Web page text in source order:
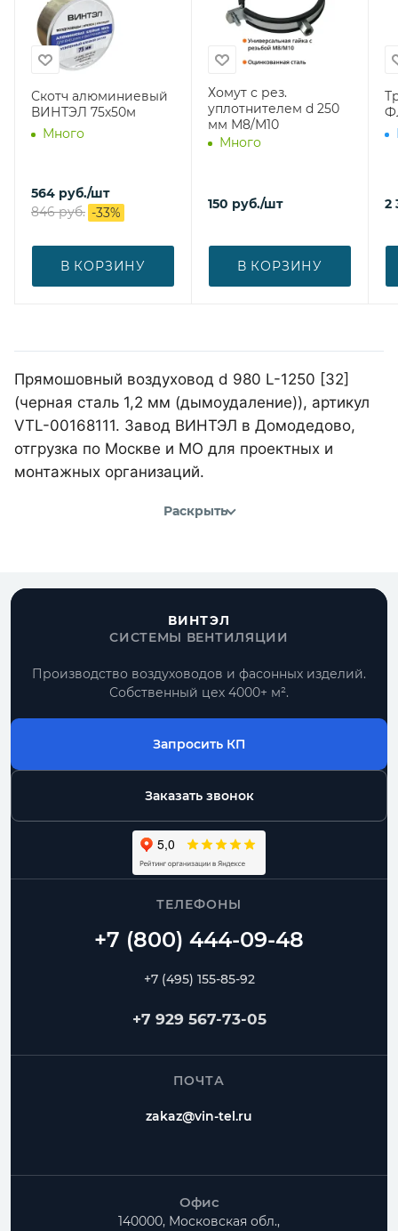
Скотч алюминиевый
ВИНТЭЛ 75х50м
Много
564 руб./шт
846руб. -33%
В КОРЗИНУ
Хомут с рез.
уплотнителем d 250
мм М8/М10
Много
150 руб./шт
В КОРЗИНУ
2
Прямошовный воздуховод d 980 L-1250 [32]
(черная сталь 1,2 мм (дымоудаление)), артикул
VTL-00168111. Завод ВИНТЭЛ в Домодедово,
отгрузка по Москве и МО для проектных и
монтажных организаций.
Раскрыть
ВИНТЭЛ
СИСТЕМЫ ВЕНТИЛЯЦИИ
Производство воздуховодов и фасонных изделий.
Собственный цех 4000+ м².
Запросить КП
Заказать звонок
ТЕЛЕФОНЫ
+7 (495) 155-85-92
+7 929 567-73-05
ПОЧТА
zakaz@vin-tel.ru
Офис
140000, Московская обл.,